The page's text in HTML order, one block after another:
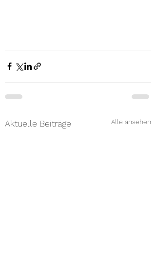
Aktuelle Beiträge Alle ansehen